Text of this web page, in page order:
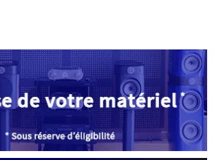
options
peuvent
choisies
sur
la
page
la